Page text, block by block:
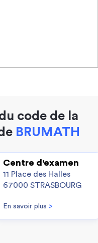
code de la
BRUMATH
Centre d'examen
11 Place des Halles
67000 STRASBOURG
En savoir plus >